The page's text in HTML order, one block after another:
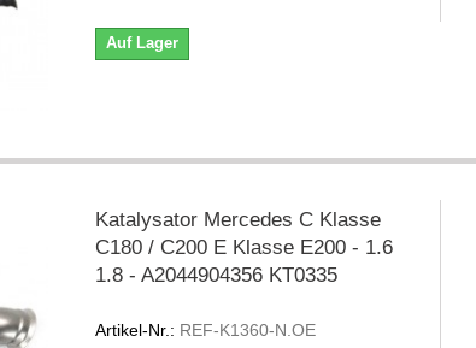
Auf Lager
Katalysator Mercedes C Klasse
C180 / C200 E Klasse E200 - 1.6
1.8 - A2044904356 KT0335
Artikel-Nr.: REF-K1360-N.OE